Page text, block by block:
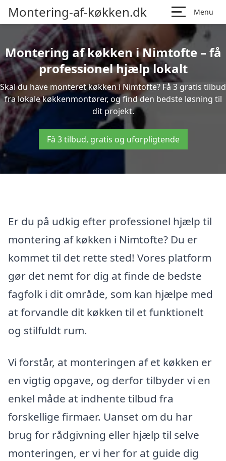
Montering-af-køkken.dk Menu
Montering af køkken i Nimtofte – få
professionel hjælp lokalt
Skal du have monteret køkken i Nimtofte? Få 3 gratis tilbud
fra lokale køkkenmontører, og find den bedste løsning til
dit projekt.
Få 3 tilbud, gratis og uforpligtende
Er du på udkig efter professionel hjælp til
montering af køkken i Nimtofte? Du er
kommet til det rette sted! Vores platform
gør det nemt for dig at finde de bedste
fagfolk i dit område, som kan hjælpe med
at forvandle dit køkken til et funktionelt
og stilfuldt rum.
Vi forstår, at monteringen af et køkken er
en vigtig opgave, og derfor tilbyder vi en
enkel måde at indhente tilbud fra
forskellige firmaer. Uanset om du har
brug for rådgivning eller hjælp til selve
monteringen, er vi her for at guide dig